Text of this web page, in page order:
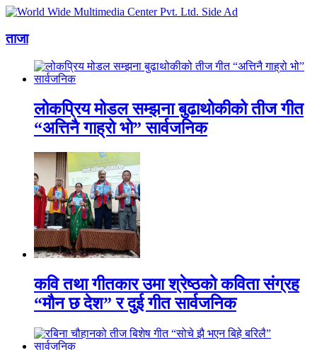
ताजा
लोकप्रिय मोडल सम्झना बुढाथोकीको तीज गीत
“अत्तिनै गाह्रो भो” सार्वजनिक
कवि तथा गीतकार उमा श्रेष्ठको कविता संग्रह
“मौन छ देश” र दुई गीत सार्वजनिक